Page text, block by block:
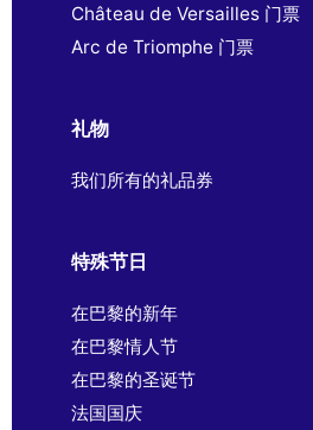
Château de Versailles 门票
Arc de Triomphe 门票
礼物
我们所有的礼品券
特殊节日
在巴黎的新年
在巴黎情人节
在巴黎的圣诞节
法国国庆